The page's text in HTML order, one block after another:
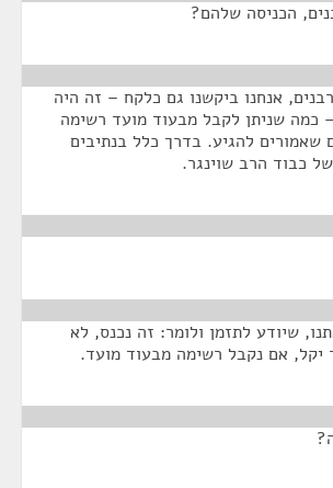
הכניסה שלהם?
אנחנו ביקשנו גם כלקח – זה היה
כמה שניתן לקבל מבעוד מועד רשימה
שאמורים להגיע. בדרך כלל בנתיבים
כבוד הרב שוינגר.
שיודע לתזמן ולומר: זה נכנס, לא
יקל, אם נקבל רשימה מבעוד מועד.